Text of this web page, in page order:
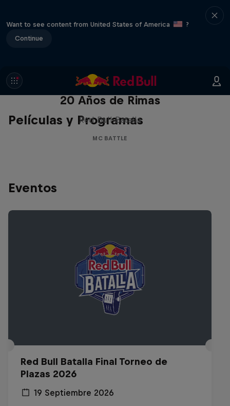
Want to see content from United States of America
?
Continue
Películas y Programas
Red Bull Batalla Nueva Historia:
20 Años de Rimas
Red Bull Batalla
MC BATTLE
Eventos
Red Bull Batalla Final Torneo de
Plazas 2026
19 Septiembre 2026